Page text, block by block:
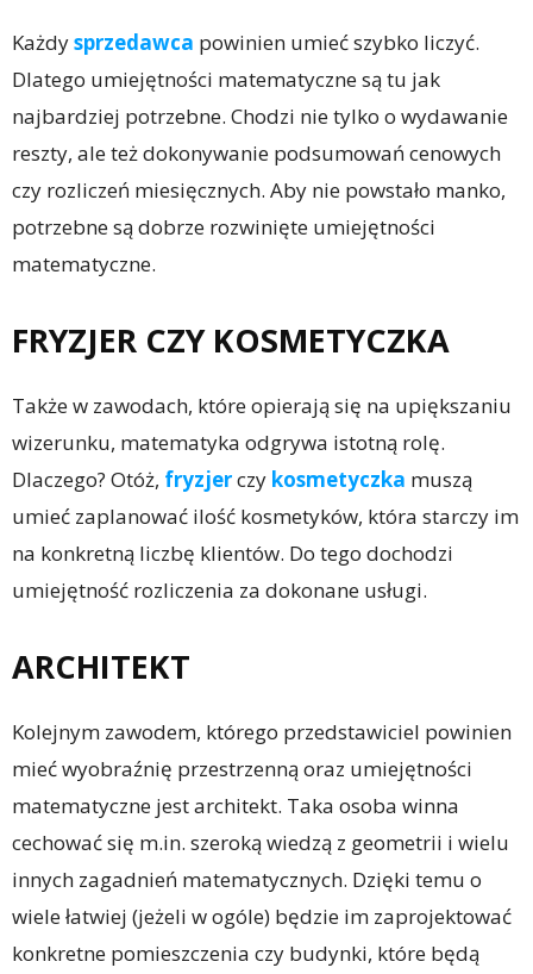
Każdysprzedawca powinien umieć szybko liczyć.
Dlatego umiejętności matematyczne są tu jak
najbardziej potrzebne. Chodzi nie tylko o wydawanie
reszty, ale też dokonywanie podsumowań cenowych
czy rozliczeń miesięcznych. Aby nie powstało manko,
potrzebne są dobrze rozwinięte umiejętności
matematyczne.
FRYZJER CZY KOSMETYCZKA
Także w zawodach, które opierają się na upiększaniu
wizerunku, matematyka odgrywa istotną rolę.
Dlaczego? Otóż, fryzjerczy kosmetyczka muszą
umieć zaplanować ilość kosmetyków, która starczy im
na konkretną liczbę klientów. Do tego dochodzi
umiejętność rozliczenia za dokonane usługi.
ARCHITEKT
Kolejnym zawodem, którego przedstawiciel powinien
mieć wyobraźnię przestrzenną oraz umiejętności
matematyczne jest architekt. Taka osoba winna
cechować się m.in. szeroką wiedzą z geometrii i wielu
innych zagadnień matematycznych. Dzięki temu o
wiele łatwiej (jeżeli w ogóle) będzie im zaprojektować
konkretne pomieszczenia czy budynki, które będą